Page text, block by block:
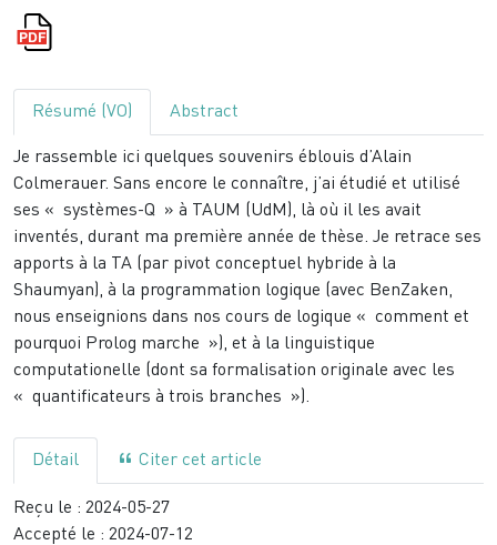
Résumé (VO) Abstract
Je rassemble ici quelques souvenirs éblouis d’Alain
Colmerauer. Sans encore le connaître, j’ai étudié et utilisé
ses « systèmes-Q » à TAUM (UdM), là où il les avait
inventés, durant ma première année de thèse. Je retrace ses
apports à la TA (par pivot conceptuel hybride à la
Shaumyan), à la programmation logique (avec BenZaken,
nous enseignions dans nos cours de logique « comment et
pourquoi Prolog marche »), et à la linguistique
computationelle (dont sa formalisation originale avec les
« quantificateurs à trois branches »).
Détail Citer cet article
Reçu le : 2024-05-27
Accepté le : 2024-07-12